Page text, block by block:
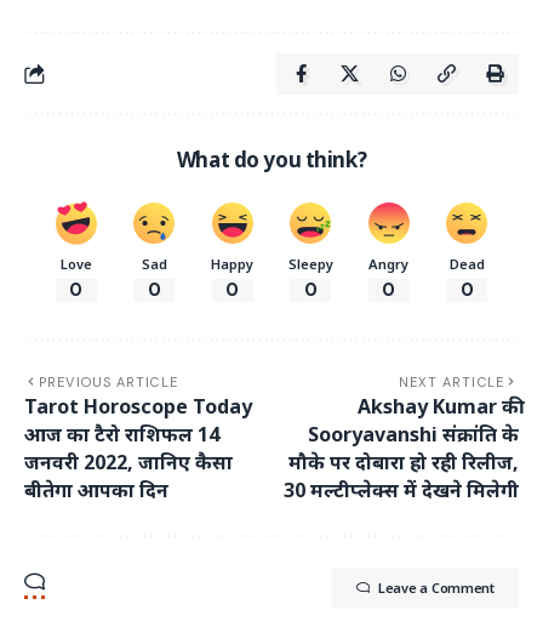
What do you think?
Love
0
Sad
0
Happy
0
Sleepy
0
Angry
0
Dead
0
PREVIOUS ARTICLE
Tarot Horoscope Today
आज का टैरो राशिफल 14
जनवरी 2022, जानिए कैसा
बीतेगा आपका दिन
NEXT ARTICLE
Akshay Kumar की
Sooryavanshi संक्रांति के
मौके पर दोबारा हो रही रिलीज,
30 मल्टीप्लेक्स में देखने मिलेगी
Leave a Comment